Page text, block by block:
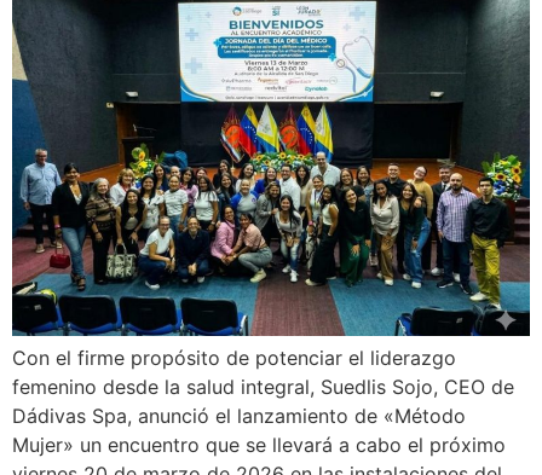
Con el firme propósito de potenciar el liderazgo
femenino desde la salud integral, Suedlis Sojo, CEO de
Dádivas Spa, anunció el lanzamiento de «Método
Mujer» un encuentro que se llevará a cabo el próximo